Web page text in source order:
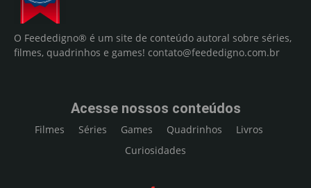
O Feededigno® é um site de conteúdo autoral sobre séries,
filmes, quadrinhos e games! contato@feededigno.com.br
Acesse nossos conteúdos
Filmes Séries Games Quadrinhos
Livros
Curiosidades